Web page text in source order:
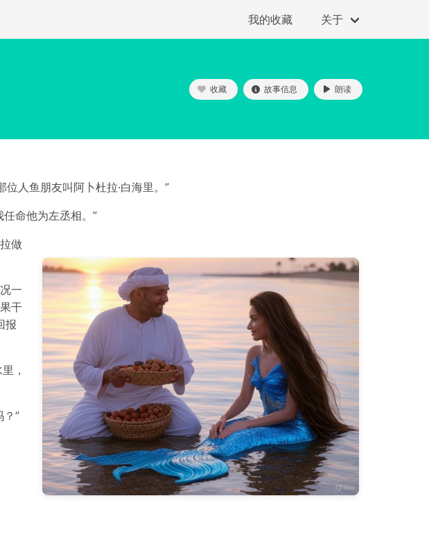
我的收藏 关于
收藏 故事信息 朗读
人鱼朋友叫阿卜杜拉·白海里。”
命他为左丞相。”
做
一
干
报
，
”